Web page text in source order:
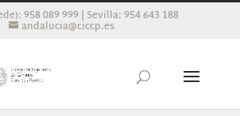
958 089 999 | Sevilla: 954 643 188
andalucia@ciccp.es